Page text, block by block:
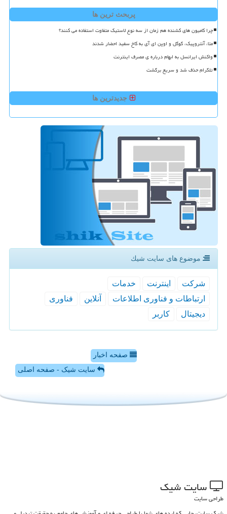
پربحث ترین ها
چرا کامیون های کشنده هم زمان از سه نوع لاستیک متفاوت استفاده می کنند؟
متا، آنتروپیک، گوگل و اوپن ای آی به کاخ سفید احضار شدند
واکنش ایرانسل به ابهام درباره ی مصرف اینترنت
تلگرام حذف شد و سریع برگشت
جدیدترین ها
موضوع های سایت شیك
شركت اینترنت
خدمات
ارتباطات و فناوری اطلاعات
آنلاین
فناوری
دیجیتال
كاربر
صفحه اخبار
سایت شیک - صفحه اصلی
سایت شیك
طراحی سایت